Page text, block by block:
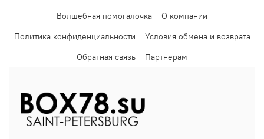
Волшебная помогалочка
О компании
Политика конфиденциальности
Условия обмена и возврата
Обратная связь
Партнерам